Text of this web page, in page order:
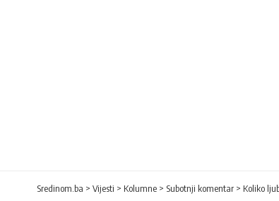
Sredinom.ba > Vijesti > Kolumne > Subotnji komentar > Koliko